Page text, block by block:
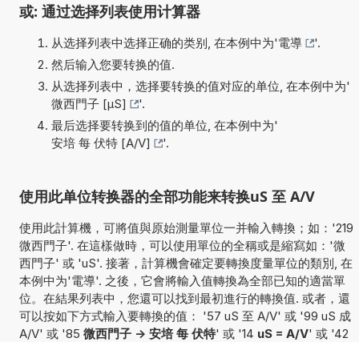
或: 通过选择列表使用计算器
从选择列表中选择正确的类别, 在本例中为'電導
'.
然后输入您要转换的值.
从选择列表中，选择要转换的值对应的单位, 在本例中为'
微西門子 [µS]
'.
最后选择要转换到的值的单位, 在本例中为'
安培 每 伏特 [A/V]
'.
使用此单位转换器的全部功能来转换uS 至 A/V
使用此計算機，可將值與原始測量單位一并輸入轉換；如：'219
微西門子'. 在這樣做時，可以使用單位的全稱或是縮寫如：'微
西門子' 或 'uS'. 接著，計算機會確定要轉換度量單位的類別, 在
本例中为'電導'. 之後，它會將輸入值轉換為全部已知的適當單
位。在結果列表中，您還可以找到最初進行的轉換值. 或者，還
可以按如下方式輸入要轉換的值： '57 uS 至 A/V' 或 '99 uS 成
A/V' 或 '85 微西門子 -> 安培 每 伏特' 或 '14 uS = A/V' 或 '42